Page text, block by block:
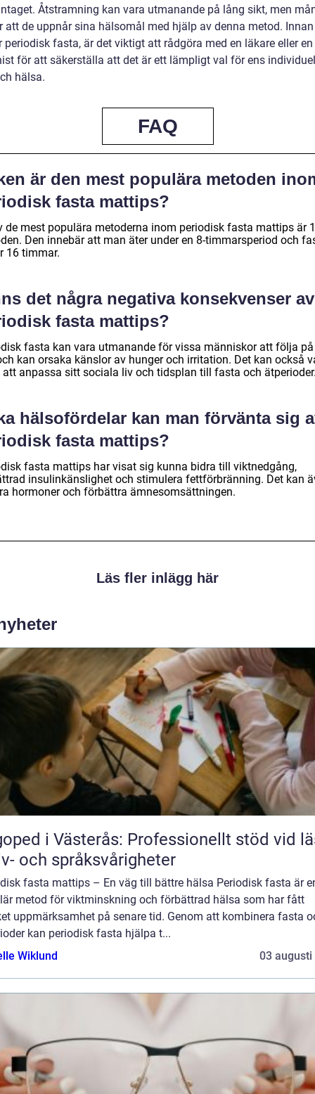
Åtstramning kan vara utmanande på lång sikt, men
att de uppnår sina hälsomål med hjälp av denna metod.
periodisk fasta, är det viktigt att rådgöra med en läkare eller en
för att säkerställa att det är ett lämpligt val för ens
hälsa.
FAQ
är den mest populära metoden
fasta mattips?
de mest populära metoderna inom periodisk fasta mattips är
Den innebär att man äter under en 8-timmarsperiod och
16 timmar.
det några negativa konsekvenser av
fasta mattips?
fasta kan vara utmanande för vissa människor att följa
kan orsaka känslor av hunger och irritation. Det kan också
att anpassa sitt sociala liv och tidsplan till fasta och
hälsofördelar kan man förvänta sig
fasta mattips?
fasta mattips har visat sig kunna bidra till viktnedgång,
insulinkänslighet och stimulera fettförbränning. Det kan
hormoner och förbättra ämnesomsättningen.
Läs fler inlägg här
i Västerås: Professionellt stöd vid
och språksvårigheter
fasta mattips – En väg till bättre hälsa Periodisk fasta är
metod för viktminskning och förbättrad hälsa som har fått
uppmärksamhet på senare tid. Genom att kombinera fasta
kan periodisk fasta hjälpa t...
Wiklund
03 augusti